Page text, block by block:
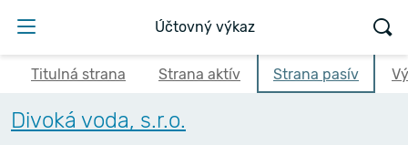
Účtovný výkaz
Titulná strana Strana aktív Strana pasív
Divoká voda, s.r.o.